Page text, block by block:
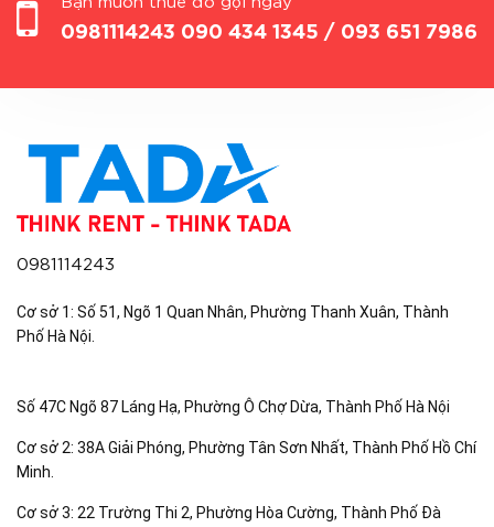
0981114243 090 434 1345 / 093 651 7986
0981114243
Cơ sở 1: Số 51, Ngõ 1 Quan Nhân, Phường Thanh Xuân, Thành
Phố Hà Nội.
Số 47C Ngõ 87 Láng Hạ, Phường Ô Chợ Dừa, Thành Phố Hà Nội
Cơ sở 2: 38A Giải Phóng, Phường Tân Sơn Nhất, Thành Phố Hồ Chí
Minh.
Cơ sở 3: 22 Trường Thi 2, Phường Hòa Cường, Thành Phố Đà